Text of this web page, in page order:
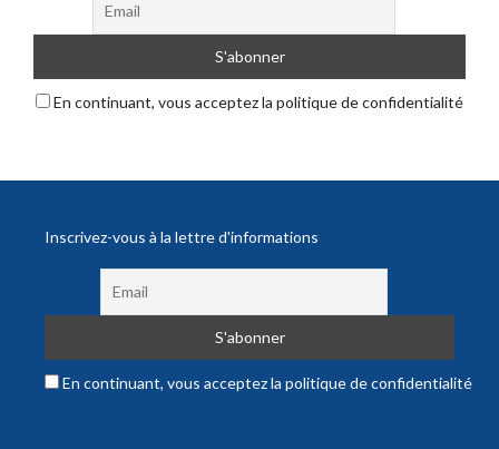
En continuant, vous acceptez la politique de confidentialité
Inscrivez-vous à la lettre d'informations
En continuant, vous acceptez la politique de confidentialité